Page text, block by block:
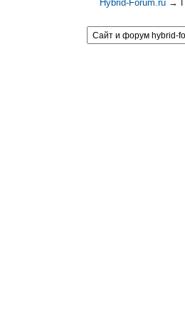
Hybrid-Forum.ru →